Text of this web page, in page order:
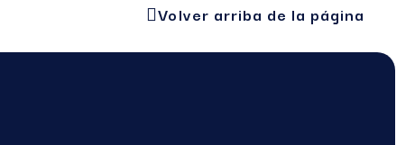
Volver arriba de la página